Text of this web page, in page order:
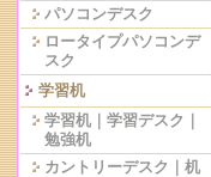
パソコンデスク
ロータイプパソコンデ
スク
学習机
学習机｜学習デスク｜
勉強机
カントリーデスク｜机